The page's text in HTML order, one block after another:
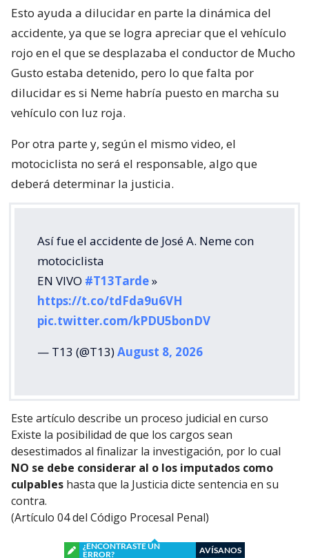
Esto ayuda a dilucidar en parte la dinámica del
accidente, ya que se logra apreciar que el vehículo
rojo en el que se desplazaba el conductor de Mucho
Gusto estaba detenido, pero lo que falta por
dilucidar es si Neme habría puesto en marcha su
vehículo con luz roja.
Por otra parte y, según el mismo video, el
motociclista no será el responsable, algo que
deberá determinar la justicia.
Así fue el accidente de José A. Neme con
motociclista
EN VIVO #T13Tarde»
https://t.co/tdFda9u6VH
pic.twitter.com/kPDU5bonDV
— T13 (@T13)August 8, 2026
Este artículo describe un proceso judicial en curso
Existe la posibilidad de que los cargos sean
desestimados al finalizar la investigación, por lo cual
NO se debe considerar al o los imputados como
culpables hasta que la Justicia dicte sentencia en su
contra.
(Artículo 04 del Código Procesal Penal)
¿ENCONTRASTE UN
ERROR?
AVÍSANOS